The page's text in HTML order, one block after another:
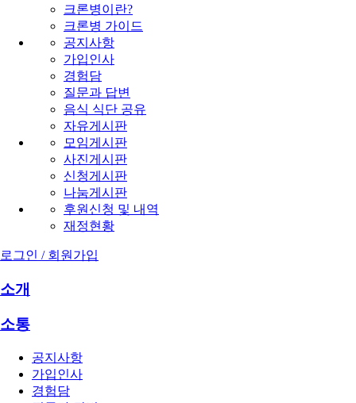
크론병이란?
크론병 가이드
공지사항
가입인사
경험담
질문과 답변
음식 식단 공유
자유게시판
모임게시판
사진게시판
신청게시판
나눔게시판
후원신청 및 내역
재정현황
로그인 / 회원가입
소개
소통
공지사항
가입인사
경험담